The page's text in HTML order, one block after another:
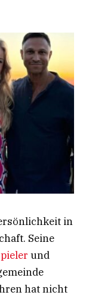
in
Seine
und
hat nicht